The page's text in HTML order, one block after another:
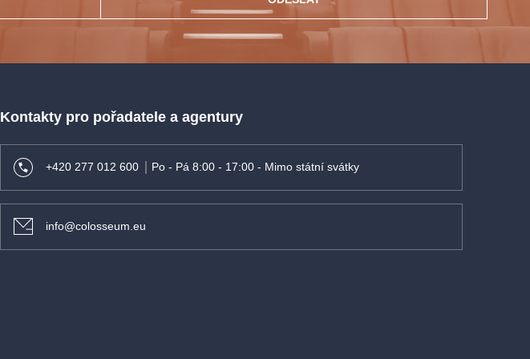
Kontakty pro pořadatele a agentury
+420 277 012 600 Po - Pá 8:00 - 17:00 - Mimo státní svátky
info@colosseum.eu